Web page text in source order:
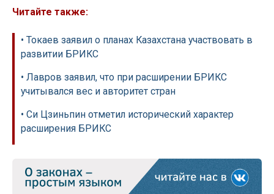
Читайте также:
• Токаев заявил о планах Казахстана участвовать в
развитии БРИКС
• Лавров заявил, что при расширении БРИКС
учитывался вес и авторитет стран
• Си Цзиньпин отметил исторический характер
расширения БРИКС